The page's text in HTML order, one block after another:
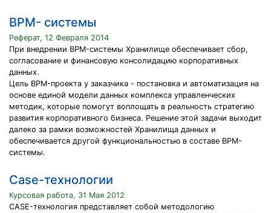
BPM- системы
Реферат, 12 Февраля 2014
При внедрении BPM-системы Хранилище обеспечивает сбор,
согласование и финансовую консолидацию корпоративных
данных.
Цель BPM-проекта у заказчика - постановка и автоматизация на
основе единой модели данных комплекса управленческих
методик, которые помогут воплощать в реальность стратегию
развития корпоративного бизнеса. Решение этой задачи выходит
далеко за рамки возможностей Хранилища данных и
обеспечивается другой функциональностью в составе BPM-
системы.
Case-технологии
Курсовая работа, 31 Мая 2012
CASE-технология представляет собой методологию